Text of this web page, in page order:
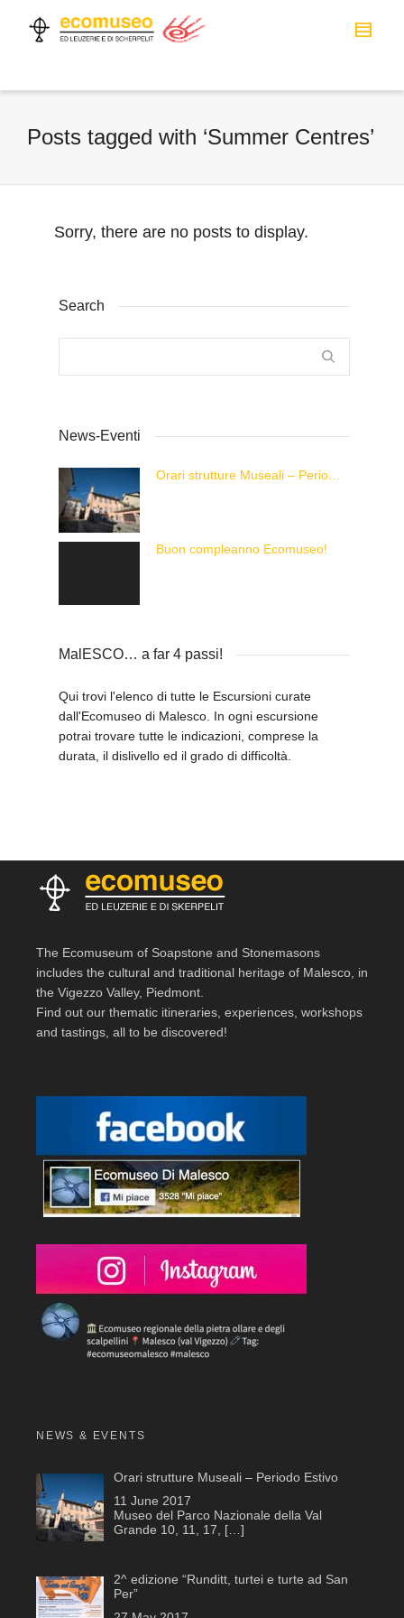
Posts tagged with ‘Summer Centres’
Sorry, there are no posts to display.
Search
News-Eventi
Buon compleanno Ecomuseo!
MalESCO… a far 4 passi!
Qui trovi l'elenco di tutte le Escursioni curate
dall'Ecomuseo di Malesco. In ogni escursione
potrai trovare tutte le indicazioni, comprese la
durata, il dislivello ed il grado di difficoltà.
The Ecomuseum of Soapstone and Stonemasons
includes the cultural and traditional heritage of Malesco, in
the Vigezzo Valley, Piedmont.
Find out our thematic itineraries, experiences, workshops
and tastings, all to be discovered!
NEWS & EVENTS
Orari strutture Museali – Periodo Estivo
11 June 2017
Museo del Parco Nazionale della Val
Grande 10, 11, 17, […]
2^ edizione “Runditt, turtei e turte ad San
Per”